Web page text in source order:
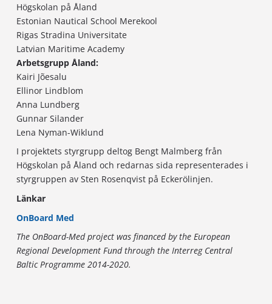
Högskolan på Åland
Estonian Nautical School Merekool
Rigas Stradina Universitate
Latvian Maritime Academy
Arbetsgrupp Åland:
Kairi Jõesalu
Ellinor Lindblom
Anna Lundberg
Gunnar Silander
Lena Nyman-Wiklund
I projektets styrgrupp deltog Bengt Malmberg från
Högskolan på Åland och redarnas sida representerades i
styrgruppen av Sten Rosenqvist på Eckerölinjen.
Länkar
OnBoard Med
The OnBoard-Med project was financed by the European
Regional Development Fund through the Interreg Central
Baltic Programme 2014-2020.